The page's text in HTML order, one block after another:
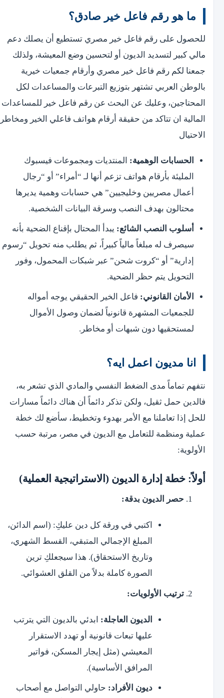
ما هو رقم فاعل خير صادق؟
للحصول على رقم فاعل خير مصري تستطيع أن يصلك دعم
مالي كبير لتسديد الديون أو لتحسين وضع المعيشة، ولذلك
جمعنا لكم رقم فاعل خير مصري وأرقام جمعيات خيرية
بالوطن العربي تشتهر بتوزيع التبرعات والمساعدات لكل
المحتاجين، وعليك عن البحث عن رقم فاعل خير للمساعدات
المالية ان تتاكد من حقيقة أرقام هواتف فاعلي الخير ومخاطر
الاحتيال
الحسابات الوهمية: المنتديات ومجموعات فيسبوك
المليئة بأرقام هواتف تزعم أنها لـ “أمراء” أو “رجال
أعمال مصريين وخليجيين” هي حسابات وهمية يديرها
محتالون بهدف النصب وسرقة البيانات الشخصية.
أسلوب النصب الشائع: يبدأ المحتال بإقناع الضحية بأنه
سيصرف له مبلغاً مالياً كبيراً، ثم يطلب منه تحويل “رسوم
إدارية” أو “كروت شحن” عبر شبكات المحمول، وفور
التحويل يتم حظر الضحية.
الأمان القانوني: فاعل الخير الحقيقي يوجه أمواله
للجمعيات المشهرة قانونياً لضمان وصول الأموال
لمستحقيها دون شبهات أو مخاطر.
انا مديون اعمل ايه؟
نتفهم تماماً مدى الضغط النفسي والمادي الذي تشعر به،
فالدين حمل ثقيل، ولكن تذكر دائماً أن هناك دائماً مسارات
للحل إذا تعاملنا مع الأمر بهدوء وتخطيط، سأضع لك خطة
عملية ومنظمة للتعامل مع الديون في مصر، مرتبة حسب
الأولوية:
أولاً: خطة إدارة الديون (الاستراتيجية العملية)
حصر الديون بدقة:
اكتبي في ورقة كل دين عليكِ: (اسم الدائن،
المبلغ الإجمالي المتبقي، القسط الشهري،
وتاريخ الاستحقاق). هذا سيجعلكِ ترين
الصورة كاملة بدلاً من القلق العشوائي.
ترتيب الأولويات:
الديون العاجلة: ابدئي بالديون التي يترتب
عليها تبعات قانونية أو تهدد الاستقرار
المعيشي (مثل إيجار المسكن، فواتير
المرافق الأساسية).
ديون الأفراد: حاولي التواصل مع أصحاب